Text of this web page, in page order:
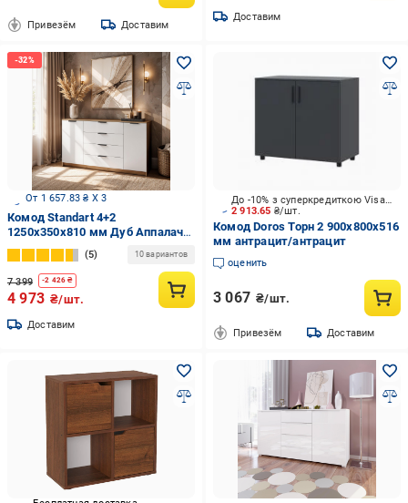
Привезём Доставим
Доставим
От 1 657.83 ₴ X 3
Комод Standart 4+2
1250х350х810 мм Дуб Аппалачи/
Белый
5 10 вариантов
7 399 -2 426 ₴
4 973 ₴/шт.
Доставим
2 913.65 ₴/шт.
До -10% з суперкредиткою Visa Вигода
Комод Doros Торн 2 900x800x516
мм антрацит/антрацит
оценить
3 067 ₴/шт.
Привезём Доставим